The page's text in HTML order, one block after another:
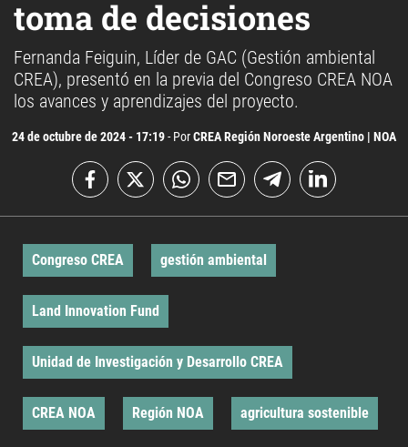
toma de decisiones
Fernanda Feiguin, Líder de GAC (Gestión ambiental
CREA), presentó en la previa del Congreso CREA NOA
los avances y aprendizajes del proyecto.
24 de octubre de 2024 - 17:19- PorCREA Región Noroeste Argentino | NOA
Congreso CREA gestión ambiental
Land Innovation Fund
Unidad de Investigación y Desarrollo CREA
CREA NOA Región NOA agricultura sostenible